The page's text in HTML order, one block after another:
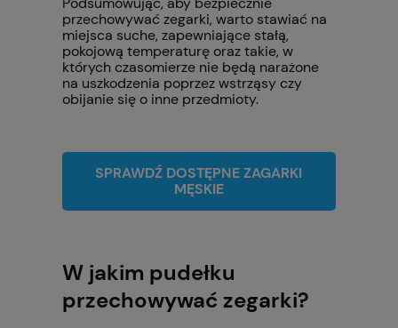
przechowywać zegarki, warto stawiać na
miejsca suche, zapewniające stałą,
pokojową temperaturę oraz takie, w
których czasomierze nie będą narażone
na uszkodzenia poprzez wstrząsy czy
obijanie się o inne przedmioty.
SPRAWDŹ DOSTĘPNE ZAGARKI
MĘSKIE
W jakim pudełku
przechowywać zegarki?